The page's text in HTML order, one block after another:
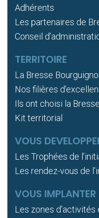
Adhérents
Les partenaires de
Conseil
TERRITOIRE
La Bresse
Nos filières
Ils ont choisi la
Kit territorial
VOUS
Les Trophées de
Les rendez-vous de
VOUS IMPLANTER
Les zones d’activités